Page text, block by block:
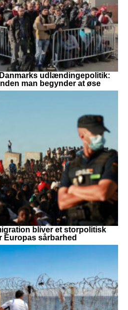
udlændingepolitik:
man begynder at øse
bliver et storpolitisk
Europas sårbarhed